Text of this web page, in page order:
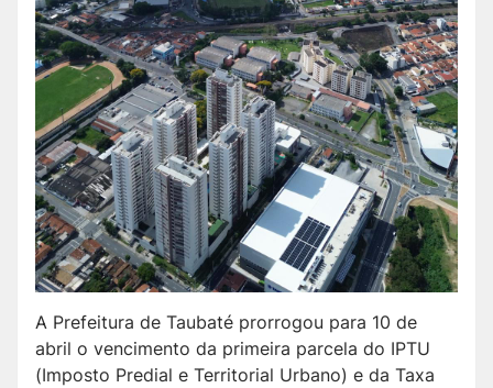
A Prefeitura de Taubaté prorrogou para 10 de
abril o vencimento da primeira parcela do IPTU
(Imposto Predial e Territorial Urbano) e da Taxa